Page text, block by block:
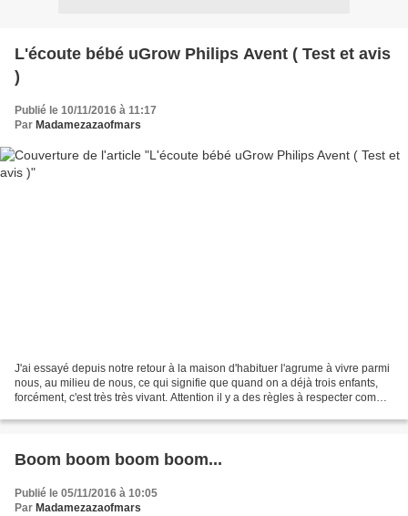
L'écoute bébé uGrow Philips Avent ( Test et avis
)
Publié le 10/11/2016 à 11:17
Par Madamezazaofmars
J'ai essayé depuis notre retour à la maison d'habituer l'agrume à vivre parmi
nous, au milieu de nous, ce qui signifie que quand on a déjà trois enfants,
forcément, c'est très très vivant. Attention il y a des règles à respecter comme
Boom boom boom boom...
Publié le 05/11/2016 à 10:05
Par Madamezazaofmars